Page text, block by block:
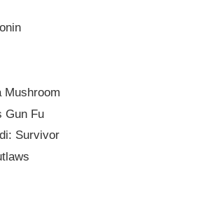
Mushroom
Gun Fu
Survivor